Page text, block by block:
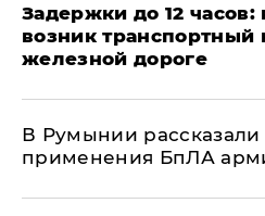
Задержки до 12 часов:
возник транспортный
железной дороге
В Румынии рассказали
применения БпЛА